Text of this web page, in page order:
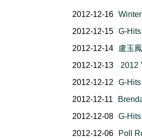
2012-12-16
2012-12-15
G-
2012-12-14
盧玉
2012-12-13
2012
2012-12-12
G-
2012-12-11
2012-12-08
G-
2012-12-06
Poll